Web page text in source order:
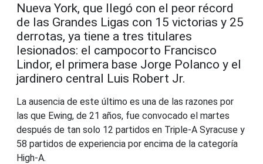
Nueva York, que llegó con el peor récord
de las Grandes Ligas con 15 victorias y 25
derrotas, ya tiene a tres titulares
lesionados: el campocorto Francisco
Lindor, el primera base Jorge Polanco y el
jardinero central Luis Robert Jr.
La ausencia de este último es una de las razones por
las que Ewing, de 21 años, fue convocado el martes
después de tan solo 12 partidos en Triple-A Syracuse y
58 partidos de experiencia por encima de la categoría
High-A.